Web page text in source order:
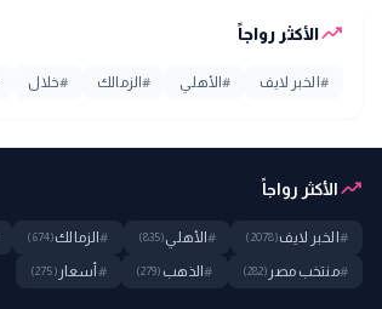
trending_upالأكثر رواجاً
# الخبر لايف #الأهلي #الزمالك #خلال
trending_upالأكثر رواجاً
# الخبر لايف(2078)
#الأهلي(835)
#الزمالك(674)
#منتخب مصر (282)
#الذهب (279)
# أسعار (275)